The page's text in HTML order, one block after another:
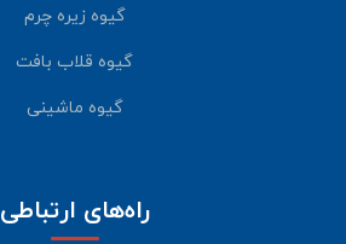
گیوه زیره چرم
گیوه قلاب بافت
گیوه ماشینی
راه‌های ارتباطی